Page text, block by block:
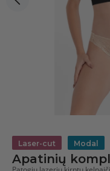
Laser-cut Modal
Apatinių